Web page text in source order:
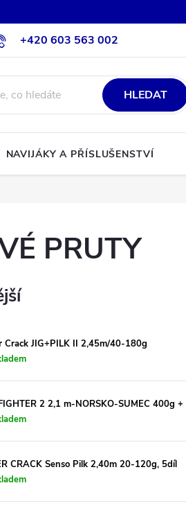
+420 603 563 002
HLEDAT
NAVIJÁKY A PŘÍSLUŠENSTVÍ
PRUTY
Crack JIG+PILK II 2,45m/40-180g
2 2,1 m-NORSKO-SUMEC 400g
CRACK Senso Pilk 2,40m 20-120g, 5díl